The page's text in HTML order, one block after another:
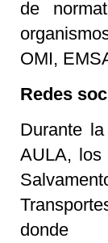
de
OMI,
Redes
Durante
AULA, los
donde